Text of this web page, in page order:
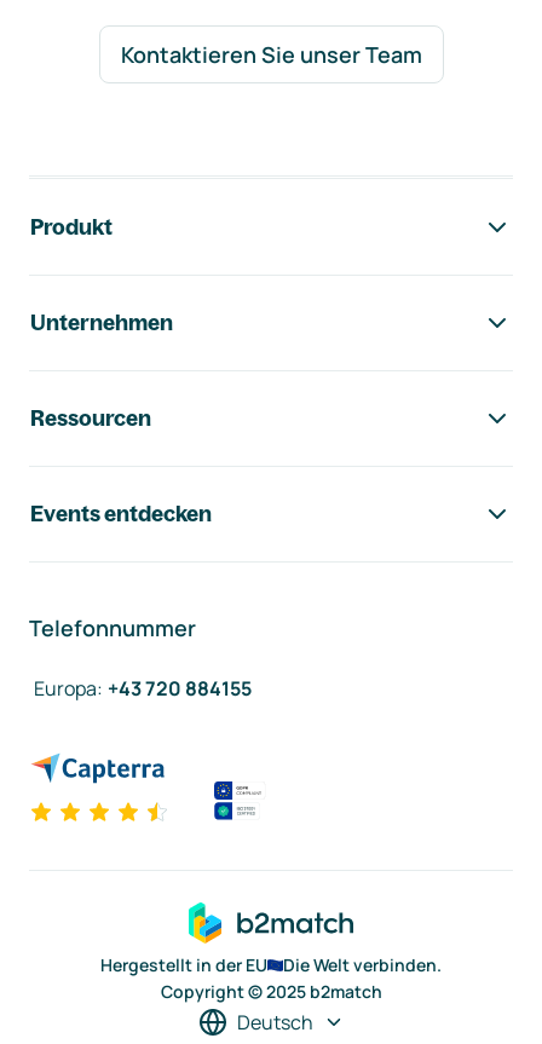
Kontaktieren Sie unser Team
Produkt
Unternehmen
Ressourcen
Events entdecken
Telefonnummer
Europa: +43 720 884155
Hergestellt in der EU
Die Welt verbinden.
Copyright © 2025 b2match
Deutsch